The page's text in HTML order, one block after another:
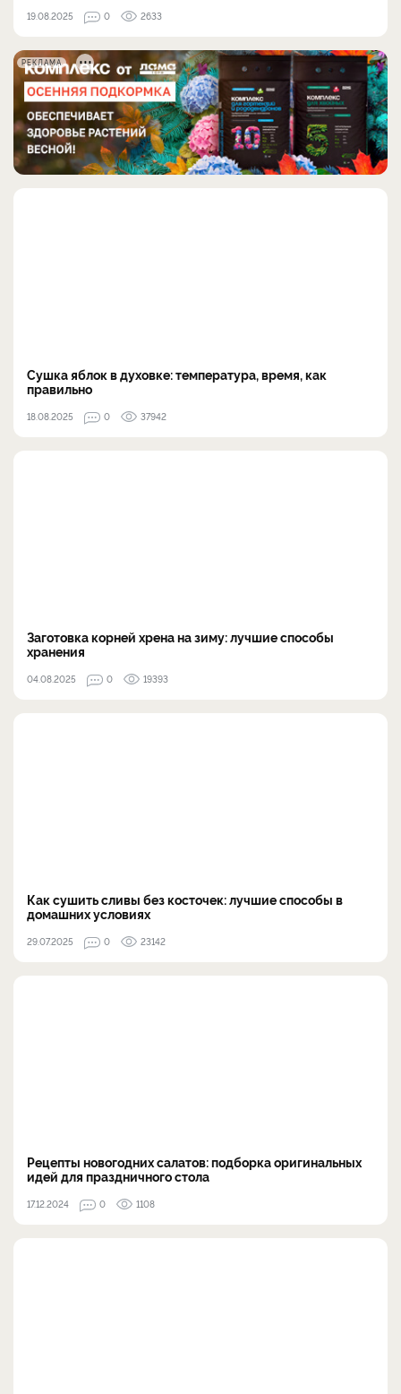
19.08.2025 0 2633
РЕКЛАМА
Сушка яблок в духовке: температура, время, как
правильно
18.08.2025 0 37942
Заготовка корней хрена на зиму: лучшие способы
хранения
04.08.2025 0 19393
Как сушить сливы без косточек: лучшие способы в
домашних условиях
29.07.2025 0 23142
Рецепты новогодних салатов: подборка оригинальных
идей для праздничного стола
17.12.2024 0 1108